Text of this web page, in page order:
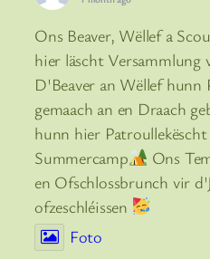
Ons Beaver, Wëllef a
hier läscht Versammlung
D'Beaver an Wëllef hunn
gemaach an en Draach
hunn hier
Summercamp
Ons
en Ofschlossbrunch vir
ofzeschléissen
Foto